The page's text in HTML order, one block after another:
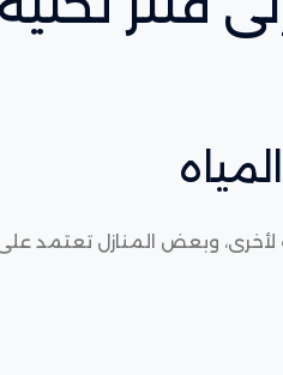
وبعض المنازل تعتمد